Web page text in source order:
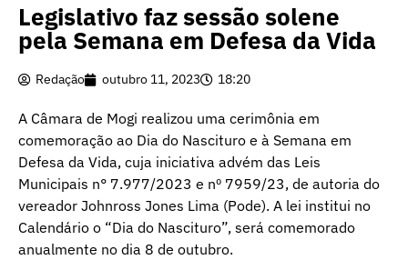
Legislativo faz sessão solene
pela Semana em Defesa da Vida
Redação outubro 11, 2023 18:20
A Câmara de Mogi realizou uma cerimônia em
comemoração ao Dia do Nascituro e à Semana em
Defesa da Vida, cuja iniciativa advém das Leis
Municipais n° 7.977/2023 e nº 7959/23, de autoria do
vereador Johnross Jones Lima (Pode). A lei institui no
Calendário o “Dia do Nascituro”, será comemorado
anualmente no dia 8 de outubro.